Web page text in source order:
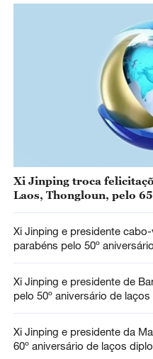
Xi Jinping troca
Laos, Thongloun, pelo
Xi Jinping e presidente
parabéns pelo 50º
Xi Jinping e presidente de
pelo 50º aniversário de
Xi Jinping e presidente da
60º aniversário de laços